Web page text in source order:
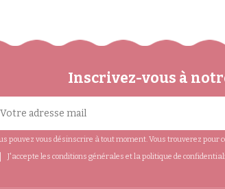
Inscrivez-vous à
pouvez vous désinscrire à tout moment. Vous trouverez
J'accepte les conditions générales et la politique de